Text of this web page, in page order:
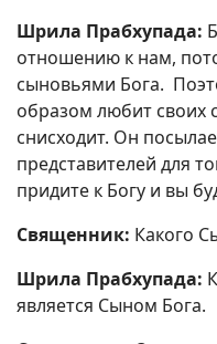
Шрила Прабхупада:
отношению к нам,
сыновьями Бога.
образом любит своих
снисходит. Он
представителей для
придите к Богу и вы
Священник: Какого
Шрила Прабхупада:
является Сыном Бога.